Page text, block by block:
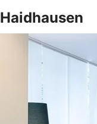
Haidhausen